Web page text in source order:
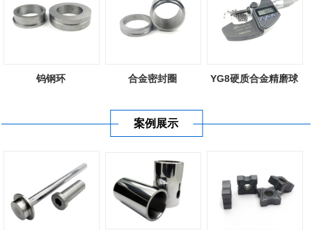
钨钢环 合金密封圈 YG8硬质合金精磨球
案例展示